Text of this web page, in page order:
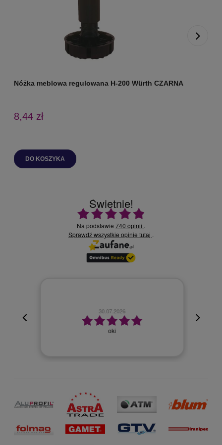
Nóżka meblowa regulowana H-200 Würth CZARNA
8,44 zł
DO KOSZYKA
Świetnie!
Ocena średnia 4.9 na 5
Na podstawie 740 opinii .
Sprawdź wszystkie opinie tutaj .
30.07.2026
oki